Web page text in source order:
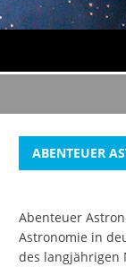
ABENTEUER
Abenteuer
Astronomie in
des langjährigen